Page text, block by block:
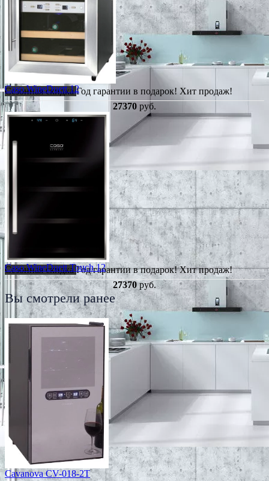
Сезонная скидкаГод гарантии в подарок! Хит продаж!
Caso WineDuett 12
27370 руб.
Сезонная скидкаГод гарантии в подарок!Хит продаж!
Caso WineDuett Touch 12
27370руб.
Вы смотрели ранее
Cavanova CV-018-2Т